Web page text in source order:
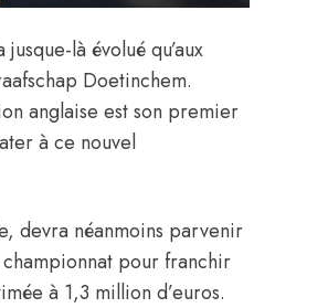
là évolué qu’aux
Doetinchem.
anglaise est son premier
à ce nouvel
devra néanmoins parvenir
pour franchir
à 1,3 million d’euros.